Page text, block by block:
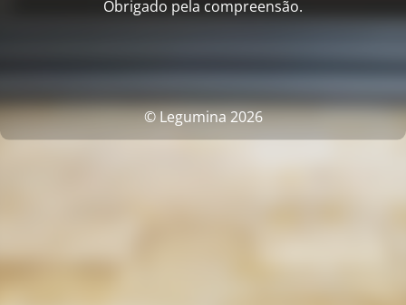
Obrigado pela compreensão.
© Legumina 2026